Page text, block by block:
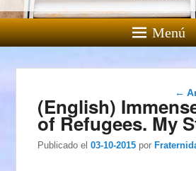
Menú
←
(English)
of Refugees. My
Publicado el 03-10-2015 por